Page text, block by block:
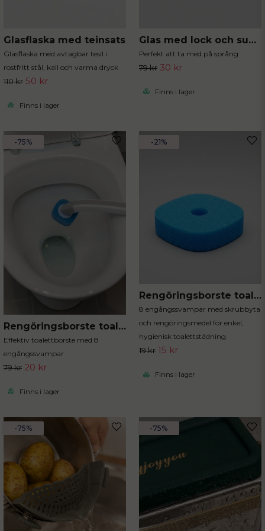
Glasflaska med teinsats
Glasflaska med avtagbar tesil i
rostfritt stål, kall och varma dryck
110 kr 50 kr
Finns i lager
Glas med lock och sugrör
Perfekt att ta med på språng
79 kr 30 kr
Finns i lager
Rengöringsborste toalett med engångssvampar
Effektiv toalettborste med 8
engångssvampar
79 kr 20 kr
Finns i lager
-75%
Rengöringsborste toalett refill
8 engångssvampar med skrubbyta
och rengöringsmedel för enkel,
hygienisk toalettstädning.
19 kr 15 kr
Finns i lager
-21%
-75% -75%